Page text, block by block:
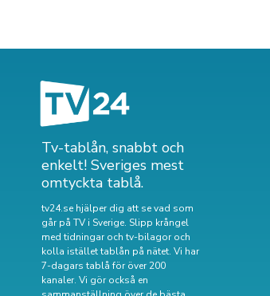
Tv-tablån, snabbt och
enkelt! Sveriges mest
omtyckta tablå.
tv24.se hjälper dig att se vad som
går på TV i Sverige. Slipp krångel
med tidningar och tv-bilagor och
kolla istället tablån på nätet. Vi har
7-dagars tablå för över 200
kanaler. Vi gör också en